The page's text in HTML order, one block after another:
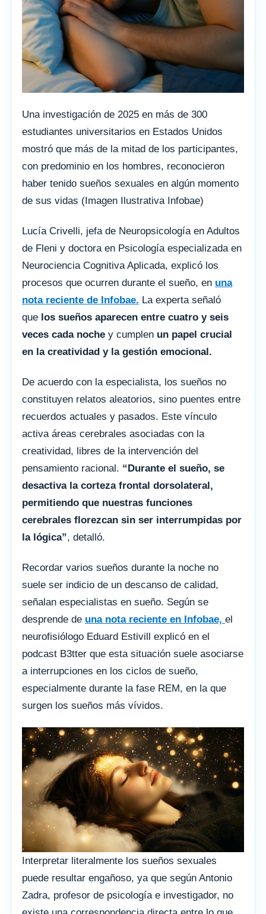
Una investigación de 2025 en más de 300
estudiantes universitarios en Estados Unidos
mostró que más de la mitad de los participantes,
con predominio en los hombres, reconocieron
haber tenido sueños sexuales en algún momento
de sus vidas (Imagen Ilustrativa Infobae)
Lucía Crivelli, jefa de Neuropsicología en Adultos
de Fleni y doctora en Psicología especializada en
Neurociencia Cognitiva Aplicada, explicó los
procesos que ocurren durante el sueño, en una
nota reciente de Infobae. La experta señaló
que los sueños aparecen entre cuatro y seis
veces cada noche y cumplen un papel crucial
en la creatividad y la gestión emocional.
De acuerdo con la especialista, los sueños no
constituyen relatos aleatorios, sino puentes entre
recuerdos actuales y pasados. Este vínculo
activa áreas cerebrales asociadas con la
creatividad, libres de la intervención del
pensamiento racional. “Durante el sueño, se
desactiva la corteza frontal dorsolateral,
permitiendo que nuestras funciones
cerebrales florezcan sin ser interrumpidas por
la lógica”, detalló.
Recordar varios sueños durante la noche no
suele ser indicio de un descanso de calidad,
señalan especialistas en sueño. Según se
desprende de una nota reciente en Infobae, el
neurofisiólogo Eduard Estivill explicó en el
podcast B3tter que esta situación suele asociarse
a interrupciones en los ciclos de sueño,
especialmente durante la fase REM, en la que
surgen los sueños más vívidos.
Interpretar literalmente los sueños sexuales
puede resultar engañoso, ya que según Antonio
Zadra, profesor de psicología e investigador, no